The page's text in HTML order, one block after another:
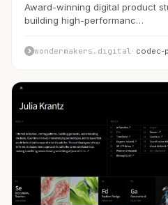
Award-winning digital product
building high-performanc…
wondermakers.digital · codec-